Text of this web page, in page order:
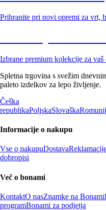
Prihranite pri novi opremi za vrt,
Izbrane premium kolekcije za
Spletna trgovina s svežim
paleto izdelkov za lepo življenje.
Češka
republikaPoljskaSlovaška
Informacije o nakupu
Vse o nakupuDostava
dobropisi
Več o bonami
KontaktO nasZnamke na Bonami
programBonami za podjetja